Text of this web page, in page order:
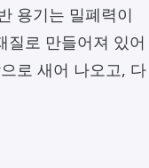
용기는 밀폐력이
질로 만들어져 있어
로 새어 나오고, 다